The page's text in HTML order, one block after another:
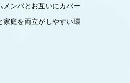
ンバとお互いにカバー
家庭を両立がしやすい環